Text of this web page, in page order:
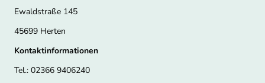
Ewaldstraße 145
45699 Herten
Kontaktinformationen
Tel.: 02366 9406240